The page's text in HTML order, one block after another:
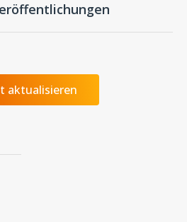
aktualisieren